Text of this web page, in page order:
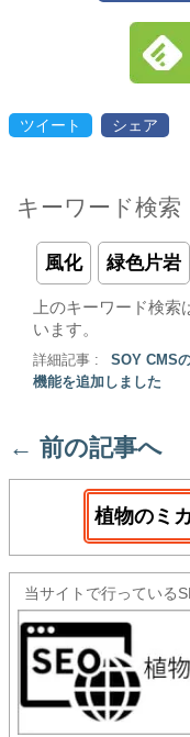
ツイート シェア
キーワード検索
風化 緑色片岩
上のキーワード検索
います。
詳細記事 :
SOY CMS
機能を追加しました
← 前の記事へ
植物のミ
当サイトで行っている